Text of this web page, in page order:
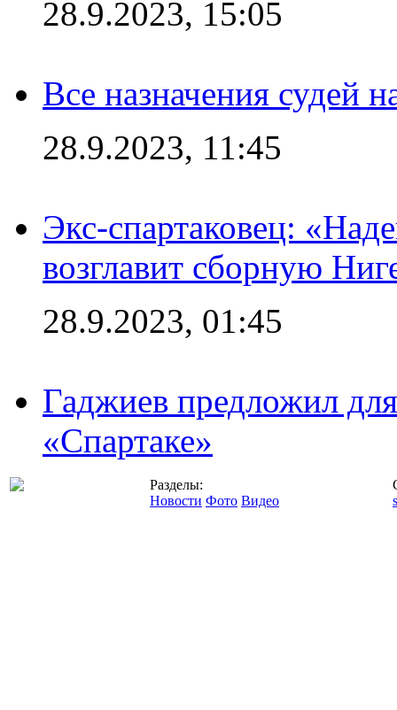
28.9.2023, 15:05
Все назначения судей
28.9.2023, 11:45
Экс-спартаковец:
возглавит сборную
28.9.2023, 01:45
Гаджиев предложил
«Спартаке»
Разделы:
Новости Фото Видео